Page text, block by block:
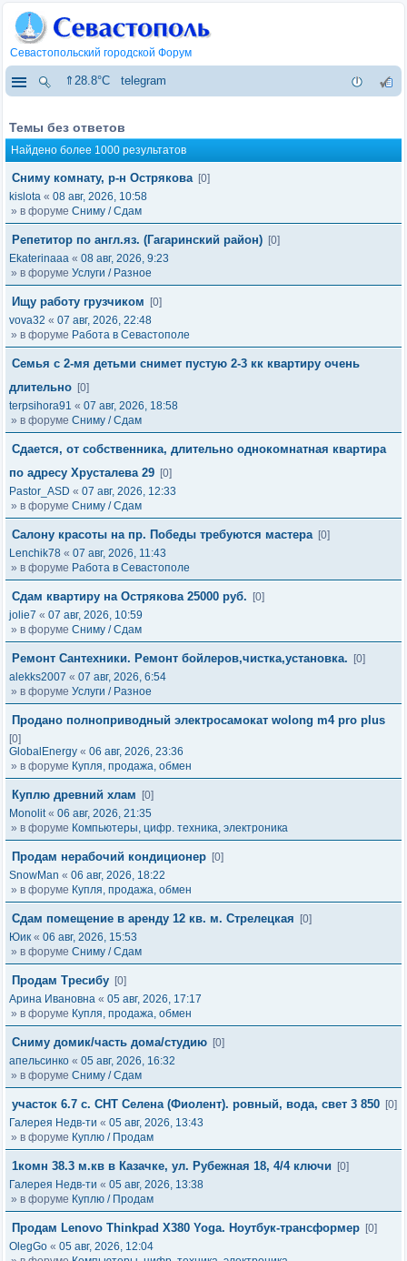
Севастопольский городской Форум
⇑28.8°C telegram
Темы без ответов
Найдено более 1000 результатов
Сниму комнату, р-н Острякова [0]
kislota « 08 авг, 2026, 10:58
» в форуме Сниму / Сдам
Репетитор по англ.яз. (Гагаринский район) [0]
Ekaterinaaa « 08 авг, 2026, 9:23
» в форуме Услуги / Разное
Ищу работу грузчиком
[0]
vova32 « 07 авг, 2026, 22:48
» в форуме Работа в Севастополе
Семья с 2-мя детьми снимет пустую 2-3 кк квартиру очень
длительно [0]
terpsihora91 « 07 авг, 2026, 18:58
» в форуме Сниму / Сдам
Сдается, от собственника, длительно однокомнатная квартира
по адресу Хрусталева 29 [0]
Pastor_ASD « 07 авг, 2026, 12:33
» в форуме Сниму / Сдам
Салону красоты на пр. Победы требуются мастера [0]
Lenchik78 « 07 авг, 2026, 11:43
» в форуме Работа в Севастополе
Сдам квартиру на Острякова 25000 руб.
[0]
jolie7 « 07 авг, 2026, 10:59
» в форуме Сниму / Сдам
Ремонт Сантехники. Ремонт бойлеров,чистка,установка.
[0]
alekks2007 « 07 авг, 2026, 6:54
» в форуме Услуги / Разное
Продано полноприводный электросамокат wolong m4 pro plus
[0]
GlobalEnergy « 06 авг, 2026, 23:36
» в форуме Купля, продажа, обмен
Куплю древний хлам
[0]
Monolit« 06 авг, 2026, 21:35
» в форуме Компьютеры, цифр. техника, электроника
Продам нерабочий кондиционер [0]
SnowMan « 06 авг, 2026, 18:22
» в форуме Купля, продажа, обмен
Сдам помещение в аренду 12 кв. м. Стрелецкая
[0]
Юик « 06 авг, 2026, 15:53
» в форуме Сниму / Сдам
Продам Тресибу [0]
Арина Ивановна « 05 авг, 2026, 17:17
» в форуме Купля, продажа, обмен
Сниму домик/часть дома/студию [0]
апельсинко « 05 авг, 2026, 16:32
» в форуме Сниму / Сдам
участок 6.7 с. СНТ Селена (Фиолент). ровный, вода, свет 3 850 [0]
Галерея Недв-ти « 05 авг, 2026, 13:43
» в форуме Куплю / Продам
1комн 38.3 м.кв в Казачке, ул. Рубежная 18, 4/4 ключи
[0]
Галерея Недв-ти « 05 авг, 2026, 13:38
» в форуме Куплю / Продам
Продам Lenovo Thinkpad X380 Yoga. Ноутбук-трансформер [0]
OlegGo « 05 авг, 2026, 12:04